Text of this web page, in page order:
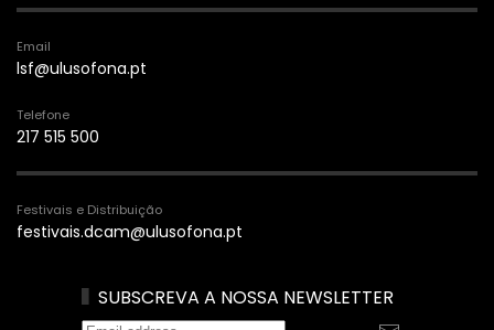
Email
lsf@ulusofona.pt
Telefone
217 515 500
Festivais e Distribuição
festivais.dcam@ulusofona.pt
SUBSCREVA A NOSSA NEWSLETTER